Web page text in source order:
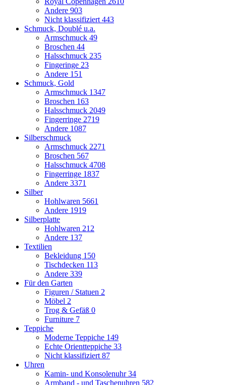
Andere 903
Nicht klassifiziert 443
Schmuck, Doublé u.a.
Armschmuck 49
Broschen 44
Halsschmuck 235
Fingeringe 23
Andere 151
Schmuck, Gold
Armschmuck 1347
Broschen 163
Halsschmuck 2049
Fingerringe 2719
Andere 1087
Silberschmuck
Armschmuck 2271
Broschen 567
Halsschmuck 4708
Fingerringe 1837
Andere 3371
Silber
Hohlwaren 5661
Andere 1919
Silberplatte
Hohlwaren 212
Andere 137
Textilien
Bekleidung 150
Tischdecken 113
Andere 339
Für den Garten
Figuren / Statuen 2
Möbel 2
Trog & Gefäß 0
Furniture 7
Teppiche
Moderne Teppiche 149
Echte Orientteppiche 33
Nicht klassifiziert 87
Uhren
Kamin- und Konsolenuhr34
Armband - und Taschenuhren 582